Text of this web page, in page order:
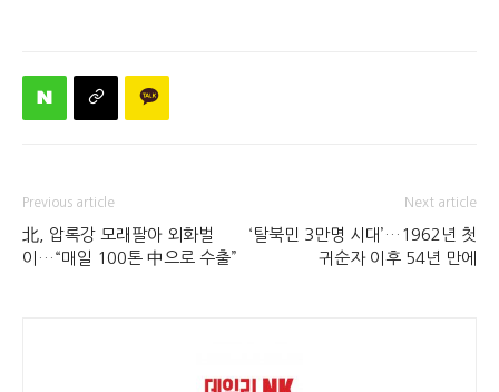
Previous article
北, 압록강 모래팔아 외화벌
이…“매일 100톤 中으로 수출”
Next article
‘탈북민 3만명 시대’…1962년 첫
귀순자 이후 54년 만에